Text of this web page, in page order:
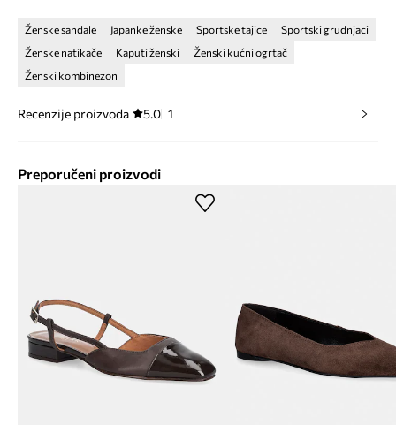
Ženske sandale Japanke ženske Sportske tajice
Sportski grudnjaci
Ženske natikače
Kaputi ženski
Ženski kućni ogrtač
Ženski kombinezon
Recenzije proizvoda 5.0 1
Preporučeni proizvodi